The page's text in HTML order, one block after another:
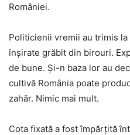
României.
Politicienii vremii au trimis
înşirate grăbit din birouri.
de bune. Şi-n baza lor au
cultivă România poate
zahăr. Nimic mai mult.
Cota fixată a fost împărţită